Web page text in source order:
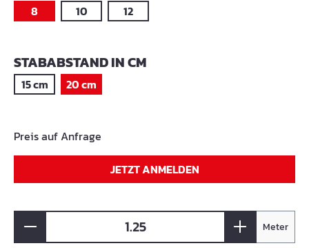
8 10 12
STABABSTAND IN CMAUSWÄHLEN
15 cm 20 cm
Preis auf Anfrage
JETZT ANMELDEN
Meter